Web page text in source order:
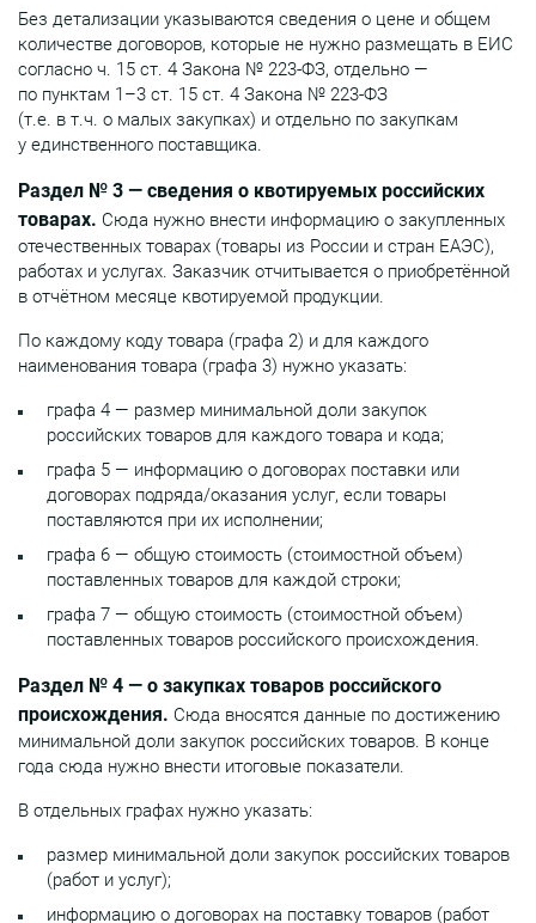
Без детализации указываются сведения о цене и общем
количестве договоров, которые не нужно размещать в ЕИС
согласно ч. 15 ст. 4 Закона № 223-ФЗ, отдельно —
по пунктам 1–3 ст. 15 ст. 4 Закона № 223-ФЗ
(т.е. в т.ч. о малых закупках) и отдельно по закупкам
у единственного поставщика.
Раздел № 3 — сведения о квотируемых российских
товарах. Сюда нужно внести информацию о закупленных
отечественных товарах (товары из России и стран ЕАЭС),
работах и услугах. Заказчик отчитывается о приобретённой
в отчётном месяце квотируемой продукции.
По каждому коду товара (графа 2) и для каждого
наименования товара (графа 3) нужно указать:
графа 4 — размер минимальной доли закупок
российских товаров для каждого товара и кода;
графа 5 — информацию о договорах поставки или
договорах подряда/оказания услуг, если товары
поставляются при их исполнении;
графа 6 — общую стоимость (стоимостной объем)
поставленных товаров для каждой строки;
графа 7 — общую стоимость (стоимостной объем)
поставленных товаров российского происхождения.
Раздел № 4 — о закупках товаров российского
происхождения. Сюда вносятся данные по достижению
минимальной доли закупок российских товаров. В конце
года сюда нужно внести итоговые показатели.
В отдельных графах нужно указать:
размер минимальной доли закупок российских товаров
(работ и услуг);
информацию о договорах на поставку товаров (работ